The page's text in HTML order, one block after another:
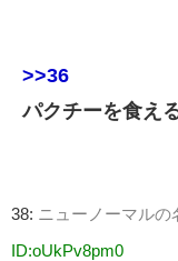
>>36
パクチーを食え
38: ニューノーマルの
ID:oUkPv8pm0